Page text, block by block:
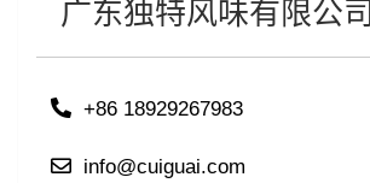
广东独特风味有限公司
+86 18929267983
info@cuiguai.com